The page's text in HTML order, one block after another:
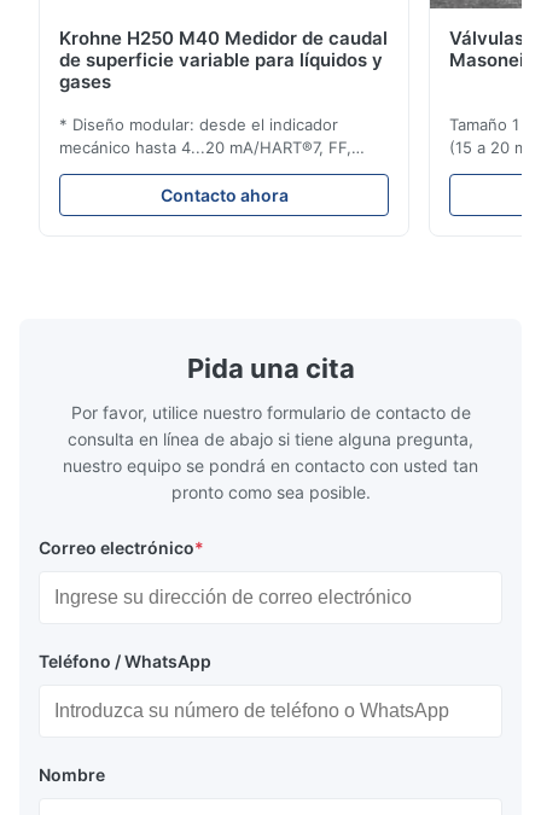
Krohne H250 M40 Medidor de caudal
de superficie variable para líquidos y
gases
* Diseño modular: desde el indicador
mecánico hasta 4...20 mA/HART®7, FF,
Profibus-PA y totalizador * Cualquier
posición de instalación: vertical, horizontal
o en tuberías descendentes * Flange:
Contacto ahora
Válvulas
Tamaño 1
(15 a 20
ensayo de
Pida una cita
Por favor, utilice nuestro formulario de contacto de
consulta en línea de abajo si tiene alguna pregunta,
nuestro equipo se pondrá en contacto con usted tan
pronto como sea posible.
Correo electrónico*
Teléfono / WhatsApp
Nombre